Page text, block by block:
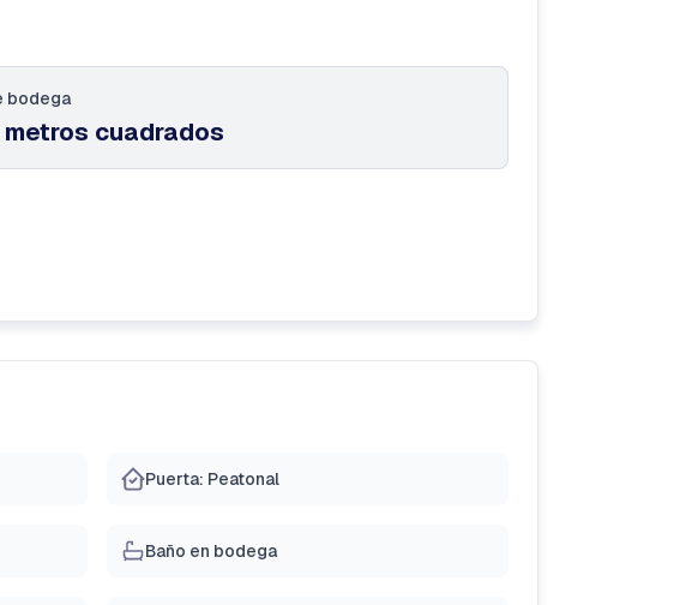
bodega
metros cuadrados
Puerta: Peatonal
Baño en bodega